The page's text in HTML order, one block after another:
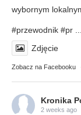
wybornym
#przewodnik #pr
Zdjęcie
Zobacz na Facebooku
Kronika
2 weeks ago